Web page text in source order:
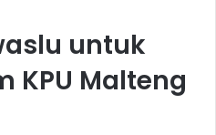
untuk
KPU Malteng